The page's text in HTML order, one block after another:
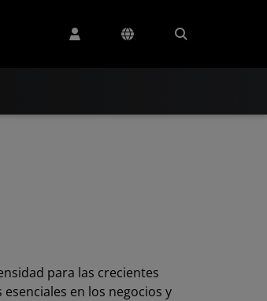
para las crecientes
en los negocios y